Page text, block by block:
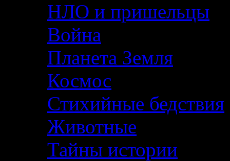
НЛО и пришельцы
Война
Планета Земля
Космос
Стихийные бедствия
Животные
Тайны истории